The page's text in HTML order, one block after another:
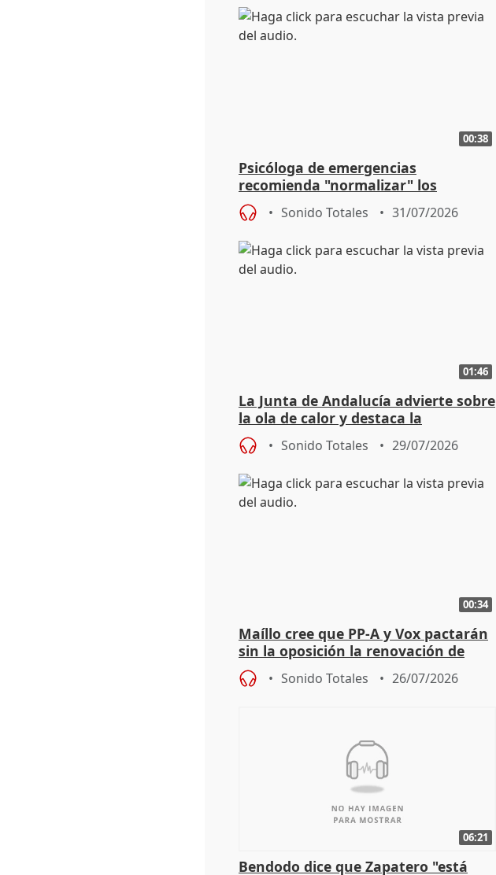
00:38
Psicóloga de emergencias
recomienda "normalizar" los
síntomas tras sufrir un incendio
Sonido Totales 31/07/2026
01:46
La Junta de Andalucía advierte sobre
la ola de calor y destaca la
importancia de la prevención
Sonido Totales 29/07/2026
00:34
Maíllo cree que PP-A y Vox pactarán
sin la oposición la renovación de
órganos como el Defensor
Sonido Totales 26/07/2026
06:21
Bendodo dice que Zapatero "está